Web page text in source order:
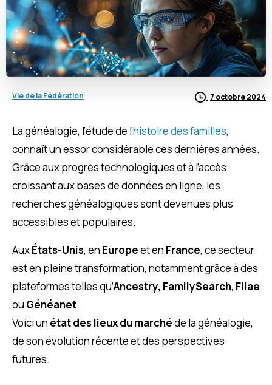
Vie de la Fédération 7 octobre 2024
La généalogie, l’étude de l’histoire des familles,
connaît un essor considérable ces dernières années.
Grâce aux progrès technologiques et à l’accès
croissant aux bases de données en ligne, les
recherches généalogiques sont devenues plus
accessibles et populaires.
AuxÉtats-Unis, en Europeet en France, ce secteur
est en pleine transformation, notamment grâce à des
plateformes telles qu’Ancestry, FamilySearch, Filae
ou Généanet.
Voici un état des lieux du marchéde la généalogie,
de son évolution récente et des perspectives
futures.